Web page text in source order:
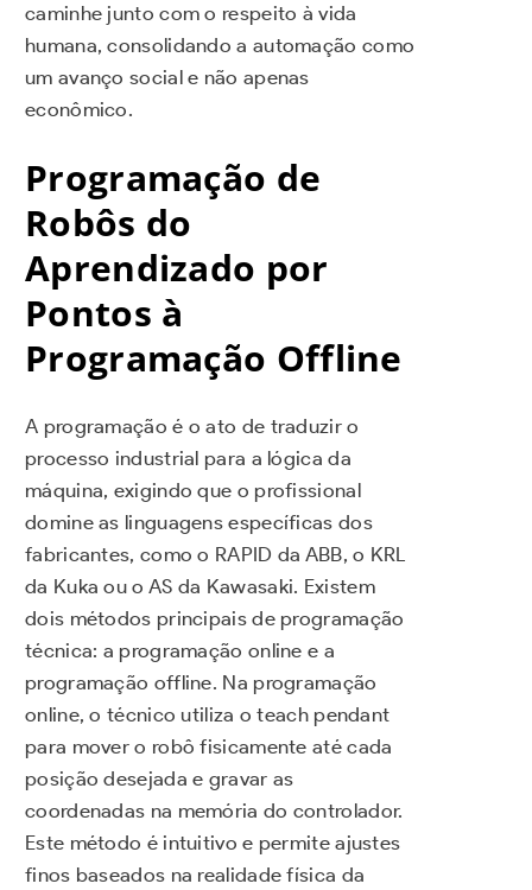
caminhe junto com o respeito à vida
humana, consolidando a automação como
um avanço social e não apenas
econômico.
Programação de
Robôs do
Aprendizado por
Pontos à
Programação Offline
A programação é o ato de traduzir o
processo industrial para a lógica da
máquina, exigindo que o profissional
domine as linguagens específicas dos
fabricantes, como o RAPID da ABB, o KRL
da Kuka ou o AS da Kawasaki. Existem
dois métodos principais de programação
técnica: a programação online e a
programação offline. Na programação
online, o técnico utiliza o teach pendant
para mover o robô fisicamente até cada
posição desejada e gravar as
coordenadas na memória do controlador.
Este método é intuitivo e permite ajustes
finos baseados na realidade física da